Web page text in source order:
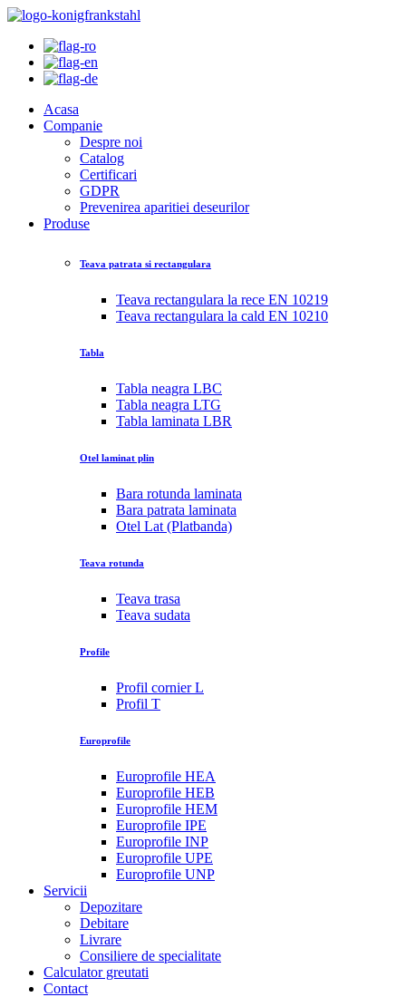
Acasa
Companie
Despre noi
Catalog
Certificari
GDPR
Prevenirea aparitiei deseurilor
Produse
Teava patrata si rectangulara
Teava rectangulara la rece EN 10219
Teava rectangulara la cald EN 10210
Tabla
Tabla neagra LBC
Tabla neagra LTG
Tabla laminata LBR
Otel laminat plin
Bara rotunda laminata
Bara patrata laminata
Otel Lat (Platbanda)
Teava rotunda
Teava trasa
Teava sudata
Profile
Profil cornier L
Profil T
Europrofile
Europrofile HEA
Europrofile HEB
Europrofile HEM
Europrofile IPE
Europrofile INP
Europrofile UPE
Europrofile UNP
Servicii
Depozitare
Debitare
Livrare
Consiliere de specialitate
Calculator greutati
Contact